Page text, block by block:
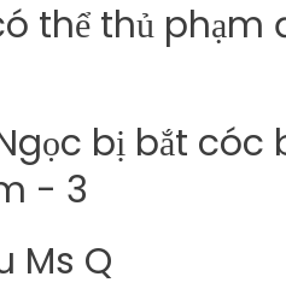
thể thủ phạm
Ms Q